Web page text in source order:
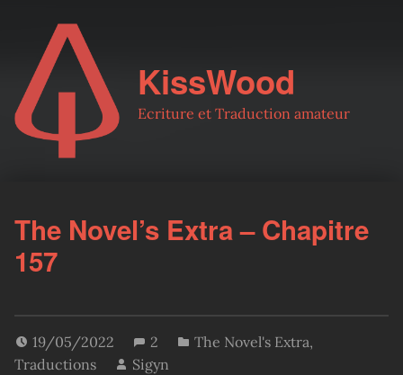
KissWood
Ecriture et Traduction amateur
The Novel’s Extra – Chapitre
157
19/05/2022 2 The Novel's Extra,
Traductions
Sigyn